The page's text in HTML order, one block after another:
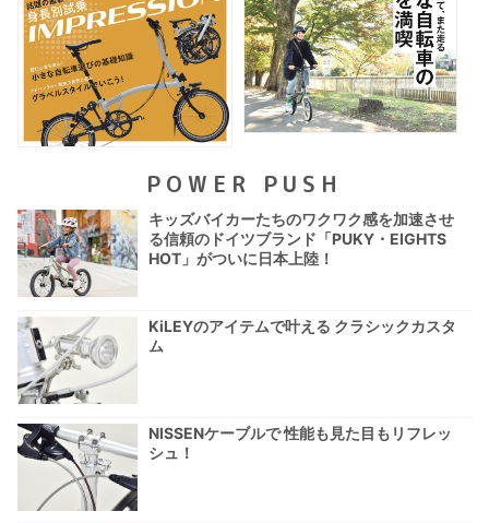
POWER PUSH
キッズバイカーたちのワクワク感を加速させ
る信頼のドイツブランド「PUKY・EIGHTS
HOT」がついに日本上陸！
KiLEYのアイテムで叶える クラシックカスタ
ム
NISSENケーブルで 性能も見た目もリフレッ
シュ！